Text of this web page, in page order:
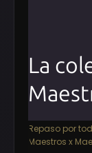
La
Repaso por
Maestros x